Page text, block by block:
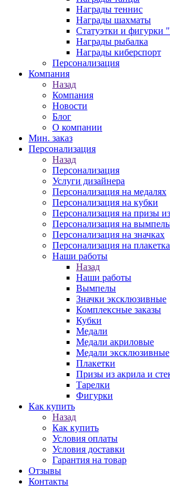
Награды теннис
Награды шахматы
Статуэтки и фигурки
Награды рыбалка
Награды киберспорт
Персонализация
Компания
Назад
Компания
Новости
Блог
О компании
Мин. заказ
Персонализация
Назад
Персонализация
Услуги дизайнера
Персонализация на медалях
Персонализация на кубки
Персонализация на призы
Персонализация на
Персонализация на значках
Персонализация на
Наши работы
Назад
Наши работы
Вымпелы
Значки эксклюзивные
Комплексные заказы
Кубки
Медали
Медали акриловые
Медали эксклюзивные
Плакетки
Призы из акрила и
Тарелки
Фигурки
Как купить
Назад
Как купить
Условия оплаты
Условия доставки
Гарантия на товар
Отзывы
Контакты